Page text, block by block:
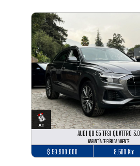
AUDI Q8 55 TFSI QUATTRO 3.0
GARANTÍA DE FÁBRICA VIGENTE
$ 59.900.000 8.500 Km